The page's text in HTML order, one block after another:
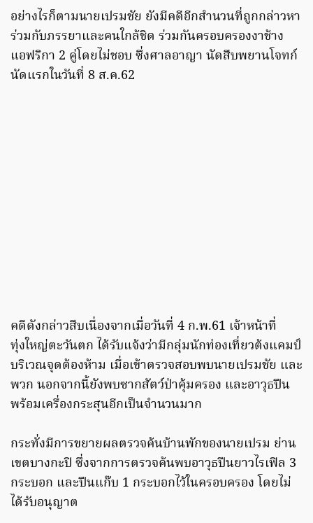
อย่างไรก็ตามนายเปรมชัย ยังมีคดีอีกสำนวนที่ถูกกล่าวหา
ร่วมกับภรรยาและคนใกล้ชิด ร่วมกันครอบครองงาช้าง
แอฟริกา 2 คู่โดยไม่ชอบ ซึ่งศาลอาญา นัดสืบพยานโจทก์
นัดแรกในวันที่ 8 ส.ค.62
คดีดังกล่าวสืบเนื่องจากเมื่อวันที่ 4 ก.พ.61 เจ้าหน้าที่
ทุ่งใหญ่ตะวันตก ได้รับแจ้งว่ามีกลุ่มนักท่องเที่ยวต้งแคมป์
บริเวณจุดต้องห้าม เมื่อเข้าตรวจสอบพบนายเปรมชัย และ
พวก นอกจากนี้ยังพบซากสัตว์ป่าคุ้มครอง และอาวุธปืน
พร้อมเครื่องกระสุนอีกเป็นจำนวนมาก
กระทั่งมีการขยายผลตรวจค้นบ้านพักของนายเปรม ย่าน
เขตบางกะปิ ซึ่งจากการตรวจค้นพบอาวุธปืนยาวไรเฟิล 3
กระบอก และปืนแก๊บ 1 กระบอกไว้ในครอบครอง โดยไม่
ได้รับอนุญาต